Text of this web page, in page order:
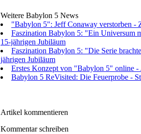
Weitere Babylon 5 News
"Babylon 5": Jeff Conaway verstorben -
Faszination Babylon 5: "Ein Universum
15-jährigen Jubiläum
Faszination Babylon 5: "Die Serie
jährigen Jubiläum
Erstes Konzept von "Babylon 5" online -
Babylon 5 ReVisited: Die Feuerprobe -
Artikel kommentieren
Kommentar schreiben